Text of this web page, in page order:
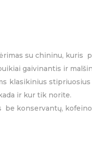
su chininu, kuris
gaivinantis ir
klasikinius
ir kur tik norite.
konservantų,